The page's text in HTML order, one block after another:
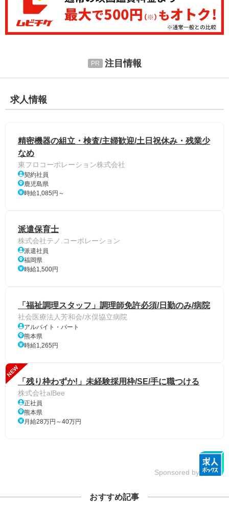
注目情報
求人情報
精密機器の組立・検査/主婦歓迎/土日祝休み・残業少
なめ
東フロコーポレーション株式会社
契約社員
鹿児島県
時給1,085円～
派遣保育士
株式会社テノ.コーポレーション
派遣社員
福岡県
時給1,500円
「福祉調理スタッフ」調理師免許必須/日勤のみ/病院
社会医療法人芳和会/水俣協立病院
アルバイト・パート
熊本県
時給1,265円
NEW
「残り枠わずか!」未経験採用枠/SE/手に職つける
株式会社alBee
正社員
熊本県
月給28万円～40万円
Sponsored by
おすすめ記事